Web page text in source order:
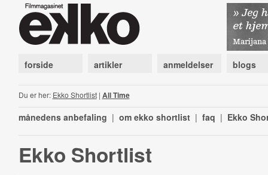
forside artikler anmeldelser blogs
Du er her: Ekko Shortlist| All Time
månedens anbefaling | om ekko shortlist | faq | Ekko
Ekko Shortlist